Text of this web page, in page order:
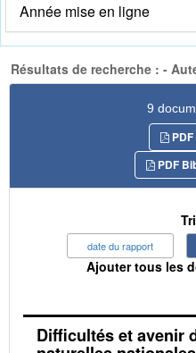
Année mise en ligne
Résultats de recherche : -
9
PDF
PDF
date du rapport
Ajouter tous les
Difficultés et avenir